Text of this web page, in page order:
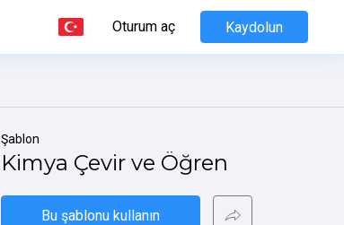
Oturum aç Kaydolun
Şablon
Kimya Çevir ve Öğren
Bu şablonu kullanın